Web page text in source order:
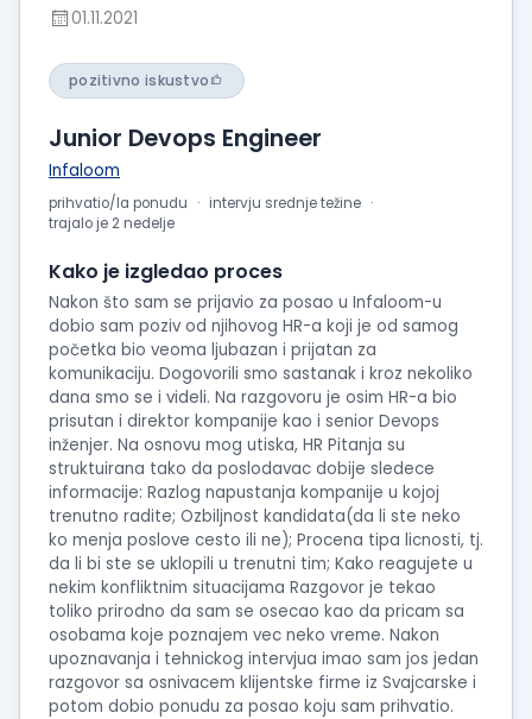
01.11.2021
pozitivno iskustvo
Junior Devops Engineer
Infaloom
prihvatio/la ponudu
intervju srednje težine
trajalo je 2 nedelje
Kako je izgledao proces
Nakon što sam se prijavio za posao u Infaloom-u
dobio sam poziv od njihovog HR-a koji je od samog
početka bio veoma ljubazan i prijatan za
komunikaciju. Dogovorili smo sastanak i kroz nekoliko
dana smo se i videli. Na razgovoru je osim HR-a bio
prisutan i direktor kompanije kao i senior Devops
inženjer. Na osnovu mog utiska, HR Pitanja su
struktuirana tako da poslodavac dobije sledece
informacije: Razlog napustanja kompanije u kojoj
trenutno radite; Ozbiljnost kandidata(da li ste neko
ko menja poslove cesto ili ne); Procena tipa licnosti, tj.
da li bi ste se uklopili u trenutni tim; Kako reagujete u
nekim konfliktnim situacijama Razgovor je tekao
toliko prirodno da sam se osecao kao da pricam sa
osobama koje poznajem vec neko vreme. Nakon
upoznavanja i tehnickog intervjua imao sam jos jedan
razgovor sa osnivacem klijentske firme iz Svajcarske i
potom dobio ponudu za posao koju sam prihvatio.